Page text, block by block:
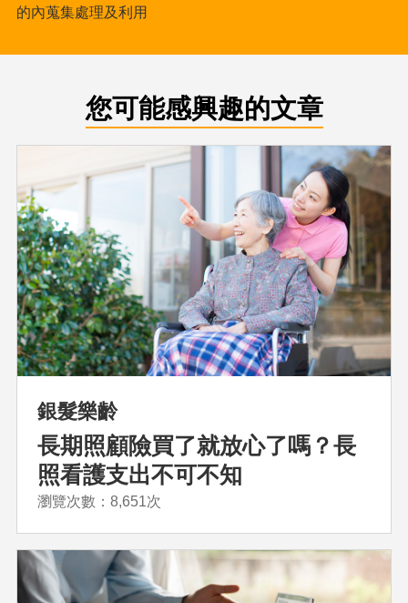
的內蒐集處理及利用
您可能感興趣的文章
銀髮樂齡
長期照顧險買了就放心了嗎？長
照看護支出不可不知
瀏覽次數：8,651次